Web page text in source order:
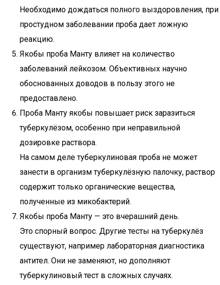
Необходимо дождаться полного выздоровления, при
простудном заболевании проба дает ложную
реакцию.
Якобы проба Манту влияет на количество
заболеваний лейкозом. Объективных научно
обоснованных доводов в пользу этого не
предоставлено.
Проба Манту якобы повышает риск заразиться
туберкулёзом, особенно при неправильной
дозировке раствора.
На самом деле туберкулиновая проба не может
занести в организм туберкулёзную палочку, раствор
содержит только органические вещества,
полученные из микобактерий.
Якобы проба Манту — это вчерашний день.
Это спорный вопрос. Другие тесты на туберкулёз
существуют, например лабораторная диагностика
антител. Они не заменяют, но дополняют
туберкулиновый тест в сложных случаях.